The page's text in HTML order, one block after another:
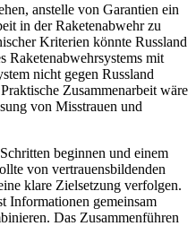
anstelle von Garantien ein
in der Raketenabwehr zu
Kriterien könnte Russland
Raketenabwehrsystems mit
nicht gegen Russland
Zusammenarbeit wäre
von Misstrauen und
beginnen und einem
von vertrauensbildenden
klare Zielsetzung verfolgen.
Informationen gemeinsam
Das Zusammenführen